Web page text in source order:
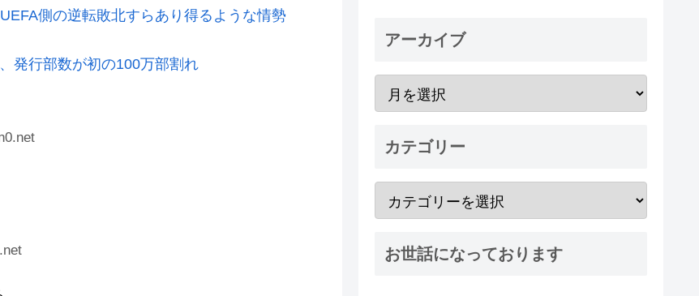
側の逆転敗北すらあり得るような情勢
発行部数が初の100万部割れ
アーカイブ
カテゴリー
お世話になっております